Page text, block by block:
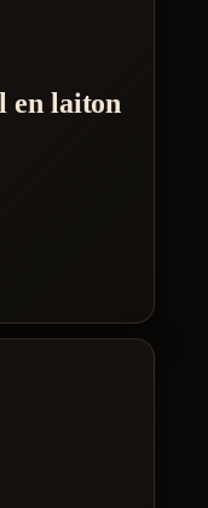
en laiton